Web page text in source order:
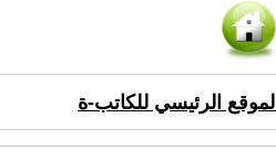
الموقع الرئيسي للكاتب-ة